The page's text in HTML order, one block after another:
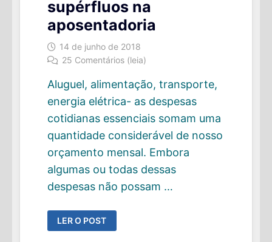
supérfluos na
aposentadoria
14 de junho de 2018
25 Comentários (leia)
Aluguel, alimentação, transporte,
energia elétrica- as despesas
cotidianas essenciais somam uma
quantidade considerável de nosso
orçamento mensal. Embora
algumas ou todas dessas
despesas não possam …
PRINCIPAL
NECESSÁRIO
PARA
LER O POST